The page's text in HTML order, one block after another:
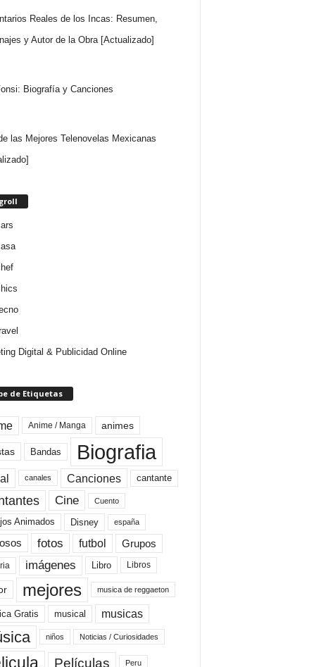
Reales de los Incas: Resumen,
y Autor de la Obra [Actualizado]
Biografía y Canciones
las Mejores Telenovelas Mexicanas
Digital & Publicidad Online
de Etiquetas
Anime / Manga animes
Bandas Biografia
canales Canciones cantante
Cine Cuento
Animados Disney españa
fotos futbol Grupos
imágenes Libro Libros
mejores musica de reggaeton
Gratis musical musicas
niños Noticias / Curiosidades
Películas Peru